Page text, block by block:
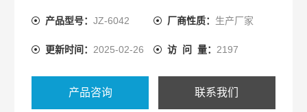
产品型号：JZ-6042 厂商性质： 生产厂家
更新时间： 2025-02-26 访 问 量： 2197
产品咨询 联系我们